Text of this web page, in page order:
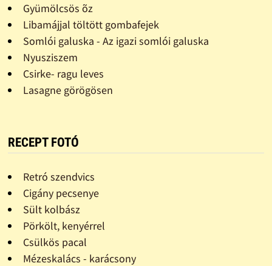
Gyümölcsös õz
Libamájjal töltött gombafejek
Somlói galuska - Az igazi somlói galuska
Nyusziszem
Csirke- ragu leves
Lasagne görögösen
RECEPT FOTÓ
Retró szendvics
Cigány pecsenye
Sült kolbász
Pörkölt, kenyérrel
Csülkös pacal
Mézeskalács - karácsony